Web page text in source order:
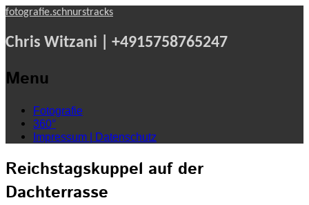
fotografie.schnurstracks
Chris Witzani | +4915758765247
Menu
Skip
content
Fotografie
360°
Impressum | Datenschutz
Reichstagskuppel auf der
Dachterrasse